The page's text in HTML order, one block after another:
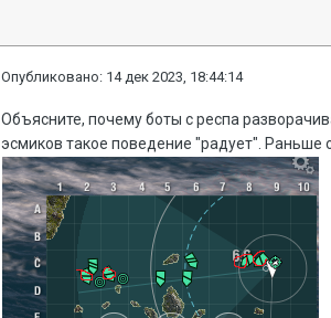
Опубликовано: 14 дек 2023, 18:44:14
Объясните, почему боты с респа
эсмиков такое поведение "радует". Раньше